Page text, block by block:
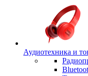
Аудиотехника и